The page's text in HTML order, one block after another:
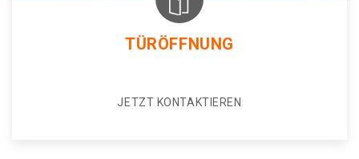
TÜRÖFFNUNG
JETZT KONTAKTIEREN